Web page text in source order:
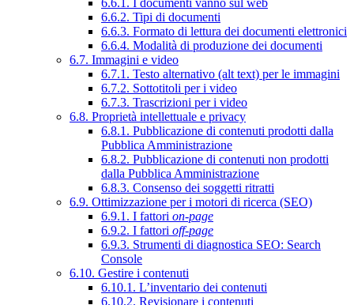
6.6.2. Tipi di documenti
6.6.3. Formato di lettura dei documenti elettronici
6.6.4. Modalità di produzione dei documenti
6.7. Immagini e video
6.7.1. Testo alternativo (alt text) per le immagini
6.7.2. Sottotitoli per i video
6.7.3. Trascrizioni per i video
6.8. Proprietà intellettuale e privacy
6.8.1. Pubblicazione di contenuti prodotti dalla
Pubblica Amministrazione
6.8.2. Pubblicazione di contenuti non prodotti
dalla Pubblica Amministrazione
6.8.3. Consenso dei soggetti ritratti
6.9. Ottimizzazione per i motori di ricerca (SEO)
6.9.1. I fattori on-page
6.9.2. I fattori off-page
6.9.3. Strumenti di diagnostica SEO: Search
Console
6.10. Gestire i contenuti
6.10.1. L’inventario dei contenuti
6.10.2. Revisionare i contenuti